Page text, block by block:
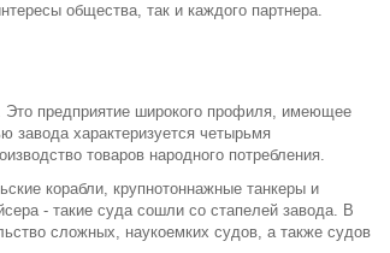
общества, так и каждого партнера.
Это предприятие широкого профиля, имеющее
завода характеризуется четырьмя
товаров народного потребления.
корабли, крупнотоннажные танкеры и
- такие суда сошли со стапелей завода. В
сложных, наукоемких судов, а также судов